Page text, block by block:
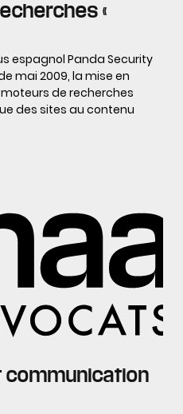
«
espagnol Panda Security
mai 2009, la mise en
de recherches
des sites au contenu
communication